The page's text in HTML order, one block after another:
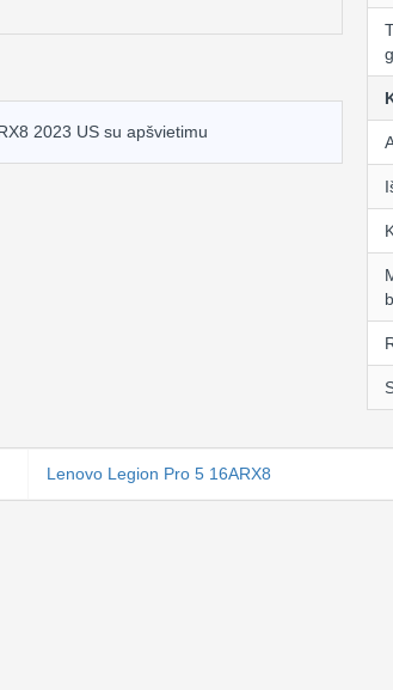
2023 US su apšvietimu
Lenovo Legion Pro 5 16ARX8